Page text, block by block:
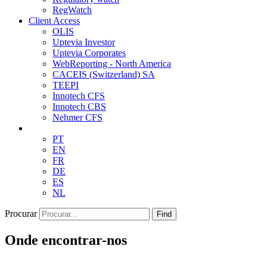
RegWatch
Client Access
OLIS
Uptevia Investor
Uptevia Corporates
WebReporting - North America
CACEIS (Switzerland) SA
TEEPI
Innotech CFS
Innotech CBS
Nehmer CFS
PT
EN
FR
DE
ES
NL
Procurar Find
Onde encontrar-nos